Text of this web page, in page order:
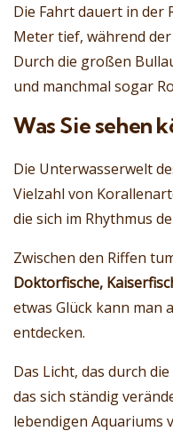
Die Fahrt dauert in der
Meter tief, während
Durch die großen
und manchmal sogar
Was Sie sehen
Die Unterwasserwelt
Vielzahl von
die sich im Rhythmus
Zwischen den Riffen
Doktorfische,
etwas Glück kann man
entdecken.
Das Licht, das durch
das sich ständig
lebendigen Aquariums